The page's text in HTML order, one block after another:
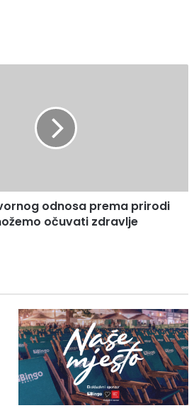
odnosa prema prirodi
očuvati zdravlje